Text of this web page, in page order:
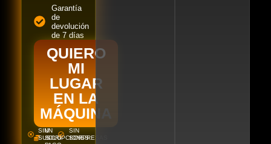
Garantía
de
devolución
de 7 días
QUIERO
MI
LUGAR
EN LA
MÁQUINA
UN
SOLO
SIN
SUSCRIPCIONES
SIN
SORPRESAS